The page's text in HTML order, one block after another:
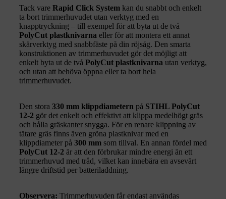
Tack vare Rapid Click System kan du snabbt och enkelt
ta bort trimmerhuvudet utan verktyg med en
knapptryckning – till exempel för att byta ut de två
PolyCut plastknivarna eller för att montera ett annat
skärverktyg med snabbfäste på din röjsåg. Den smarta
konstruktionen av trimmerhuvudet gör det möjligt att
enkelt byta ut de två PolyCut plastknivarna utan verktyg,
och utan att behöva öppna eller ta bort hela
trimmerhuvudet.
Den stora 330 mm klippdiametern på STIHL PolyCut
12-2 gör det enkelt och effektivt att klippa medelhögt gräs
och hålla gräskanter snygga. För en renare klippning av
tätare gräs finns även gröna plastknivar med en
klippdiameter på 300 mm som tillval. En annan fördel med
PolyCut 12-2 är att den förbrukar mindre energi än ett
trimmerhuvud med tråd, vilket kan innebära en avsevärt
längre driftstid per batteriladdning.
Observera: Trimmerhuvuden får endast användas